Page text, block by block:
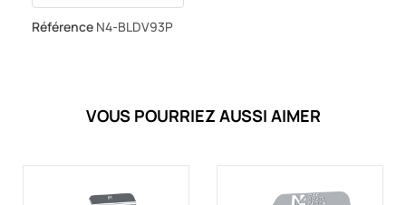
Référence N4-BLDV93P
VOUS POURRIEZ AUSSI AIMER